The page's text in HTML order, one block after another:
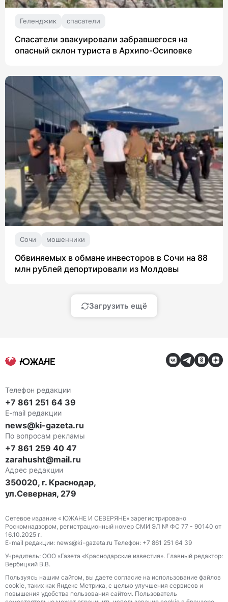
Геленджик спасатели
Спасатели эвакуировали забравшегося на
опасный склон туриста в Архипо-Осиповке
Сочи мошенники
Обвиняемых в обмане инвесторов в Сочи на 88
млн рублей депортировали из Молдовы
Загрузить ещё
Телефон редакции
+7 861 251 64 39
E-mail редакции
news@ki-gazeta.ru
По вопросам рекламы
+7 861 259 40 47
zarahusht@mail.ru
Адрес редакции
350020, г. Краснодар,
ул.Северная, 279
Сетевое издание « ЮЖАНЕ И СЕВЕРЯНЕ» зарегистрировано
Роскомнадзором, регистрационный номер СМИ ЭЛ № ФС 77 - 90140 от
16.10.2025 г.
E-mail редакции: news@ki-gazeta.ru Телефон: +7 861 251 64 39
Учредитель: ООО «Газета «Краснодарские известия». Главный редактор:
Вербицкий В.В.
Пользуясь нашим сайтом, вы даете согласие на использование файлов
сооkіе, таких как Яндекс Метрика, с целью улучшения сервисов и
повышения удобства пользования сайтом. Пользователь